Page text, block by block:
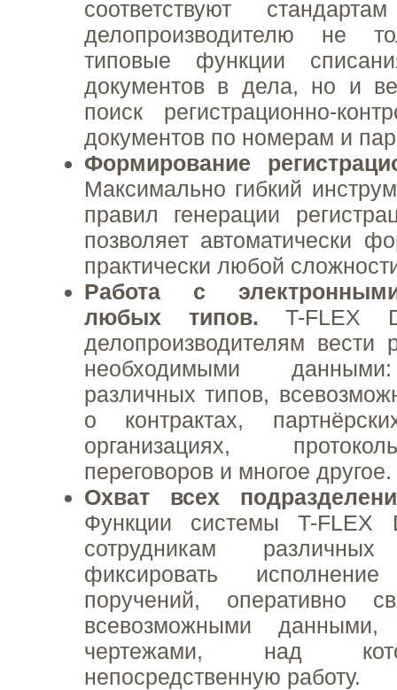
соответствуют
делопроизводителю не
типовые функции
документов в дела, но и
поиск регистрационно-
документов по номерам и
Формирование
Максимально гибкий
правил генерации
позволяет автоматически
практически любой
Работа с
любых типов. T-FLEX
делопроизводителям
необходимыми
различных типов,
о контрактах,
организациях,
переговоров и многое другое.
Охват всех
Функции системы T-FLEX
сотрудникам различных
фиксировать
поручений, оперативно
всевозможными
чертежами, над
непосредственную работу.